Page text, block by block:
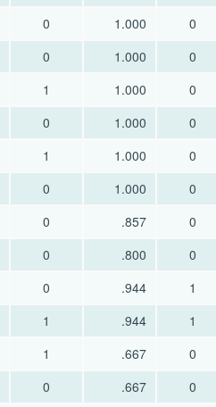
0 1.000 0
0 1.000 0
1 1.000 0
0 1.000 0
1 1.000 0
0 1.000 0
0 .857 0
0 .800 0
0 .944 1
1 .944 1
1 .667 0
0 .667 0